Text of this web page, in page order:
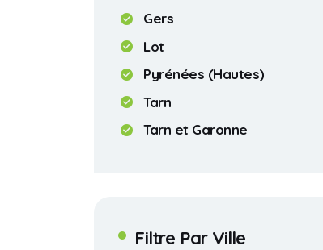
Gers
Lot
Pyrénées (Hautes)
Tarn
Tarn et Garonne
Filtre Par Ville